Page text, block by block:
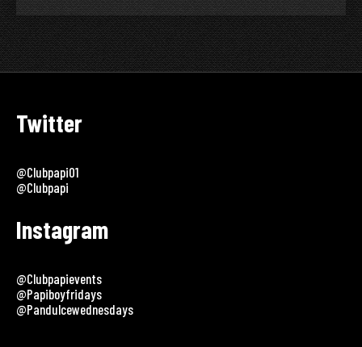
Twitter
@clubpapi01
@clubpapi
Instagram
@clubpapievents
@papiboyfridays
@pandulcewednesdays